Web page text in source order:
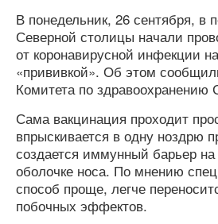
В понедельник, 26 сентября, в
Северной столицы начали
от коронавирусной инфекции
«прививкой». Об этом
Комитета по здравоохранению
Сама вакцинация проходит
впрыскивается в одну ноздрю
создается иммунный барьер
оболочке носа. По мнению
способ проще, легче
побочных эффектов.